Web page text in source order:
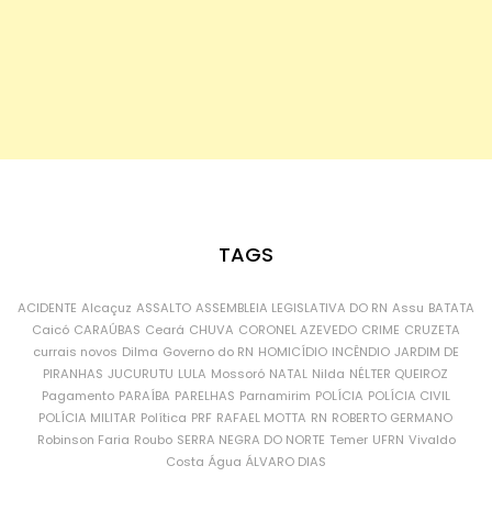
TAGS
ACIDENTE Alcaçuz ASSALTO ASSEMBLEIA LEGISLATIVA DO RN Assu BATATA
Caicó CARAÚBAS Ceará CHUVA CORONEL AZEVEDO CRIME CRUZETA
currais novos Dilma Governo do RN HOMICÍDIO INCÊNDIO JARDIM DE
PIRANHAS JUCURUTU LULA Mossoró NATAL Nilda NÉLTER QUEIROZ
Pagamento PARAÍBA PARELHAS Parnamirim POLÍCIA POLÍCIA CIVIL
POLÍCIA MILITAR Política PRF RAFAEL MOTTA RN ROBERTO GERMANO
Robinson Faria Roubo SERRA NEGRA DO NORTE Temer UFRN Vivaldo
Costa Água ÁLVARO DIAS